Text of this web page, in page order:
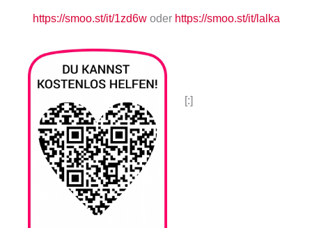
https://smoo.st/it/1zd6woder https://smoo.st/it/lalka
[:]